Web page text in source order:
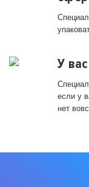
У
если у
нет